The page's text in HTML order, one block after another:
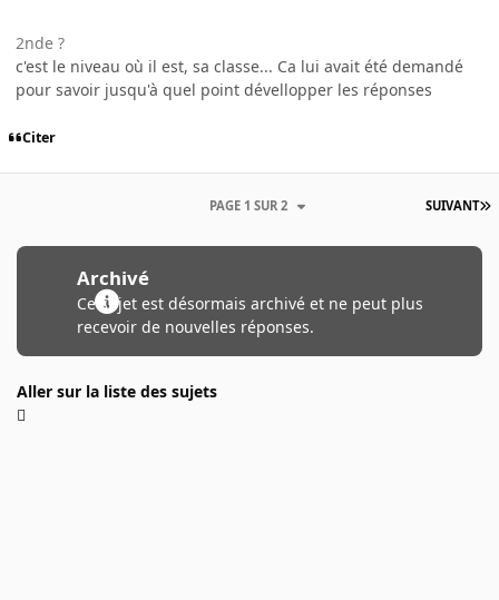
2nde ?
c'est le niveau où il est, sa classe... Ca lui avait été demandé
pour savoir jusqu'à quel point dévellopper les réponses
Citer
SUIVANT
PAGE 1 SUR 2
Archivé
Ce sujet est désormais archivé et ne peut plus
recevoir de nouvelles réponses.
Aller sur la liste des sujets